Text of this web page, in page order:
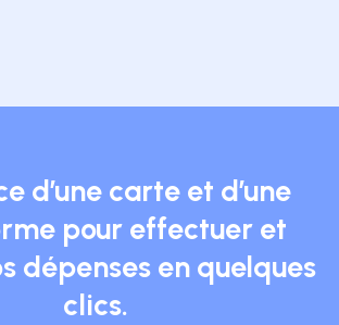
d’une carte et d’une
pour effectuer et
dépenses en quelques
clics.